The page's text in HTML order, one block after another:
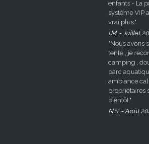
enfants - La
système VIP
vrai plus."
I.M. - Juillet
"Nous avons
tente , je
camping ,
parc
ambiance
propriétaires
bientôt."
N.S. - Août